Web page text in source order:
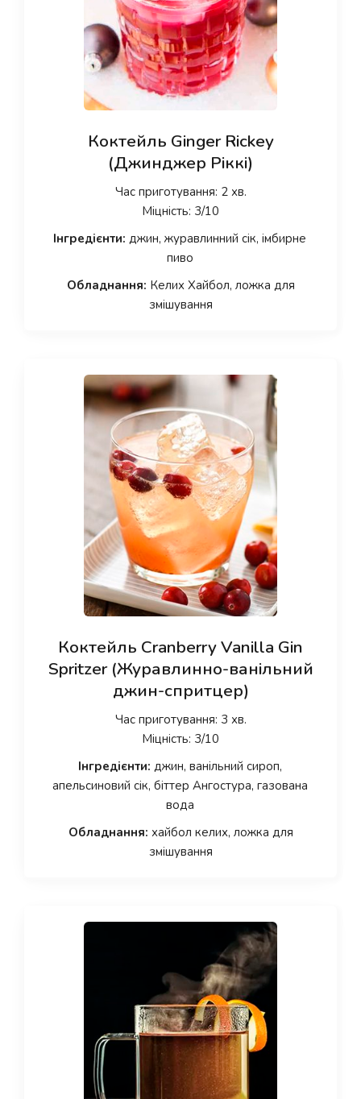
Коктейль Ginger Rickey
(Джинджер Ріккі)
Час приготування: 2 хв.
Міцність: 3/10
Інгредієнти: джин, журавлинний сік, імбирне
пиво
Обладнання: Келих Хайбол, ложка для
змішування
Коктейль Cranberry Vanilla Gin
Spritzer (Журавлинно-ванільний
джин-спритцер)
Час приготування: 3 хв.
Міцність: 3/10
Інгредієнти: джин, ванільний сироп,
апельсиновий сік, біттер Ангостура, газована
вода
Обладнання: хайбол келих, ложка для
змішування